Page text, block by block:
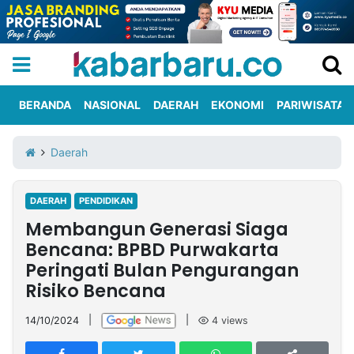
Iklan
Berita
Kami
Nasional
International
Olahraga
Entertainment
Daerah
Pariwisata
Kuliner
Kolom
Network
PT
TREETAN
BERANDA NASIONAL DAERAH EKONOMI PARIWISATA
Daerah
DAERAH PENDIDIKAN
Membangun Generasi Siaga
Bencana: BPBD Purwakarta
Peringati Bulan Pengurangan
Risiko Bencana
14/10/2024 4 views